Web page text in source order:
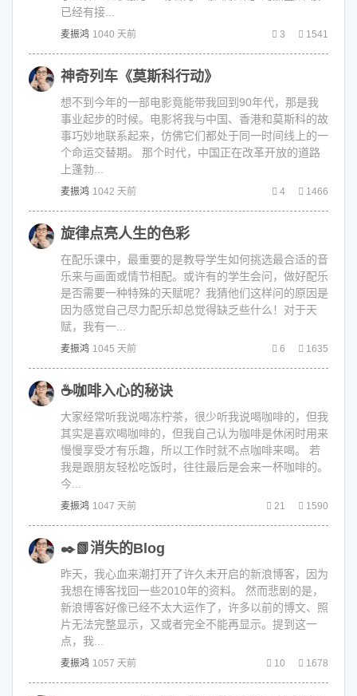
已经有接...
麦振鸿 1040 天前 3 1541
神奇列车《莫斯科行动》
想不到今年的一部电影竟能带我回到90年代，那是我
事业起步的时候。电影将我与中国、香港和莫斯科的故
事巧妙地联系起来，仿佛它们都处于同一时间线上的一
个命运交替期。 那个时代，中国正在改革开放的道路
上蓬勃...
麦振鸿 1042 天前 4 1466
旋律点亮人生的色彩
在配乐课中，最重要的是教导学生如何挑选最合适的音
乐来与画面或情节相配。或许有的学生会问，做好配乐
是否需要一种特殊的天赋呢？我猜他们这样问的原因是
因为感觉自己尽力配乐却总觉得缺乏些什么！对于天
赋，我有一...
麦振鸿 1045 天前 6 1635
☕️咖啡入心的秘诀
大家经常听我说喝冻柠茶，很少听我说喝咖啡的，但我
其实是喜欢喝咖啡的，但我自己认为咖啡是休闲时用来
慢慢享受才有乐趣，所以工作时就不点咖啡来喝。 若
我是跟朋友轻松吃饭时，往往最后是会来一杯咖啡的。
今...
麦振鸿 1047 天前 21 1590
✒️📗消失的Blog
昨天，我心血来潮打开了许久未开启的新浪博客，因为
我想在博客找回一些2010年的资料。 然而悲剧的是，
新浪博客好像已经不太大运作了，许多以前的博文、照
片无法完整显示，又或者完全不能再显示。提到这一
点，我...
麦振鸿 1057 天前 10 1678